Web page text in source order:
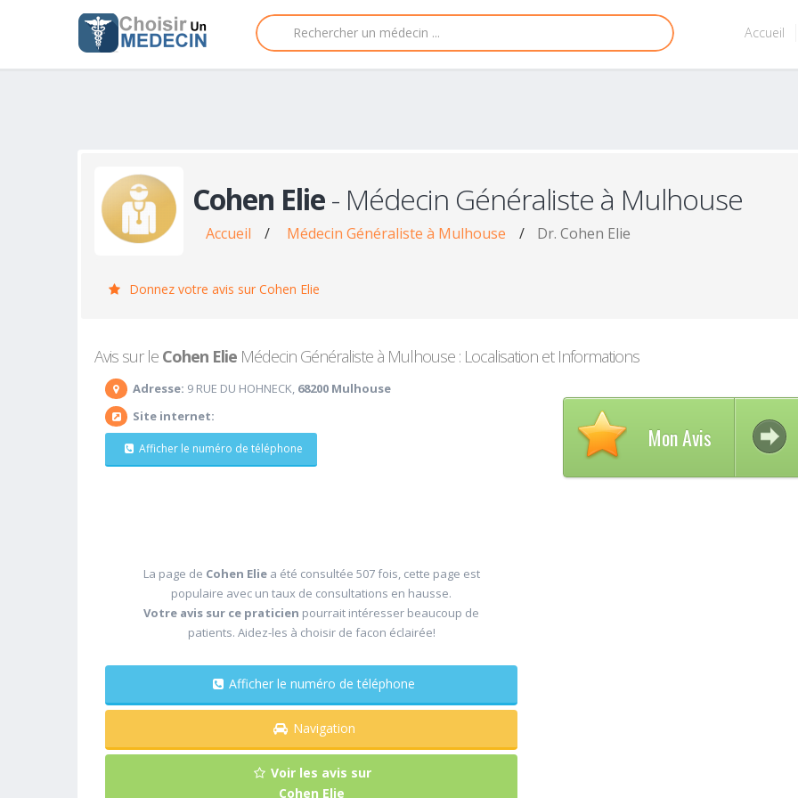
Accueil
Cohen Elie- Médecin Généraliste à Mulhouse
Accueil / Médecin Généraliste à Mulhouse / Dr. Cohen Elie
Donnez votre avis sur Cohen Elie
Avis sur le Cohen Elie Médecin Généraliste à Mulhouse : Localisation et Informations
Adresse: 9 RUE DU HOHNECK, 68200 Mulhouse
Site internet:
Afficher le numéro de téléphone
La page de Cohen Elie a été consultée 507 fois, cette page est
populaire avec un taux de consultations en hausse.
Votre avis sur ce praticien pourrait intéresser beaucoup de
patients. Aidez-les à choisir de facon éclairée!
Afficher le numéro de téléphone
Navigation
Voir les avis sur
Cohen Elie
Mon Avis